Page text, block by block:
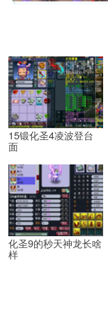
15锻化圣4凌波登台
面
化圣9的秒天神龙长啥
样